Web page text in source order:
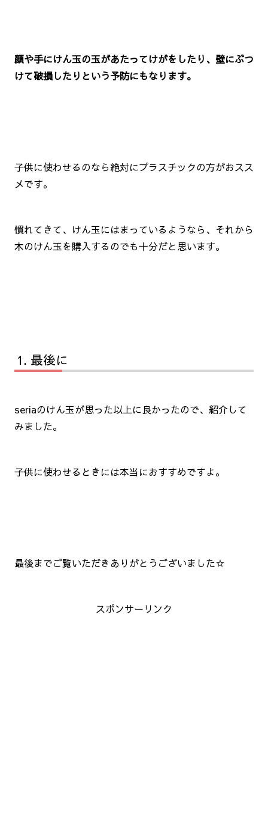
顔や手にけん玉の玉があたってけがをしたり、壁にぶつ
けて破損したりという予防にもなります。
子供に使わせるのなら絶対にプラスチックの方がおスス
メです。
慣れてきて、けん玉にはまっているようなら、それから
木のけん玉を購入するのでも十分だと思います。
最後に
seriaのけん玉が思った以上に良かったので、紹介して
みました。
子供に使わせるときには本当におすすめですよ。
最後までご覧いただきありがとうございました☆
スポンサーリンク